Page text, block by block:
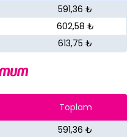
591,36 ₺
602,58 ₺
613,75 ₺
Toplam
591,36 ₺